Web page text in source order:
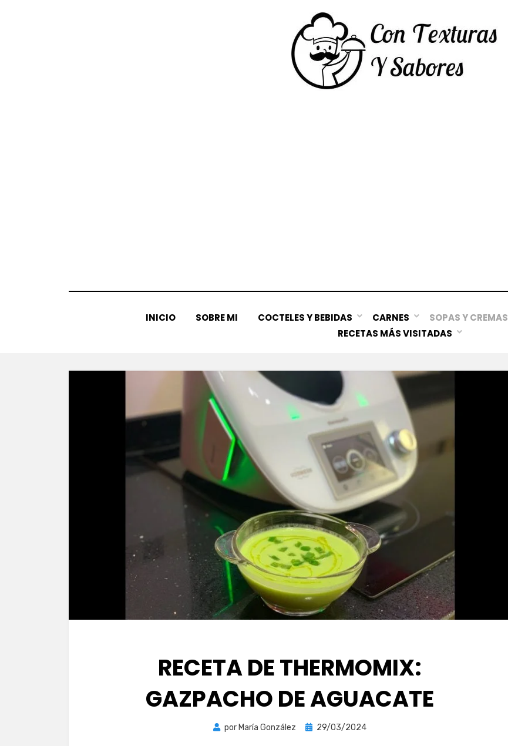
INICIO SOBRE MI COCTELES Y BEBIDAS CARNES SOPAS Y CREMAS
RECETAS MÁS VISITADAS
RECETA DE THERMOMIX:
GAZPACHO DE AGUACATE
por María González
Publicada
29/03/2024